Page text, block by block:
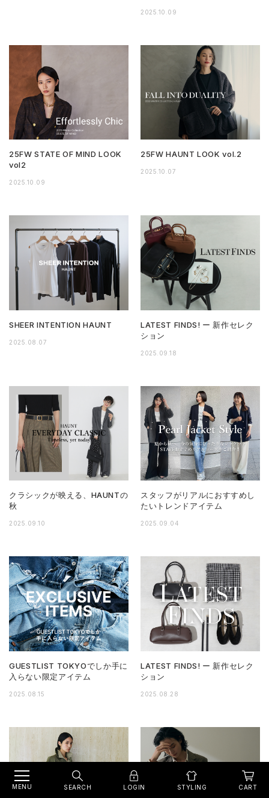
2025.10.09
25FW STATE OF MIND LOOK
vol2
2025.10.09
25FW HAUNT LOOK vol.2
2025.10.07
SHEER INTENTION HAUNT
2025.08.07
LATEST FINDS! ー 新作セレク
ション
2025.09.18
クラシックが映える、HAUNTの
秋
2025.09.10
スタッフがリアルにおすすめし
たいトレンドアイテム
2025.09.04
GUESTLIST TOKYOでしか手に
入らない限定アイテム
2025.08.15
LATEST FINDS! ー 新作セレク
ション
2025.08.28
MENU SEARCH LOGIN STYLING CART